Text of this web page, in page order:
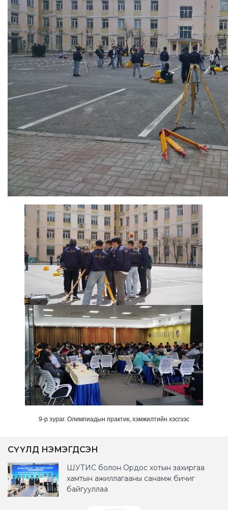
9-р зураг. Олимпиадын практик, хэмжилтийн хэсгээс
СҮҮЛД НЭМЭГДСЭН
ШУТИС болон Ордос хотын захиргаа
хамтын ажиллагааны санамж бичиг
байгууллаа